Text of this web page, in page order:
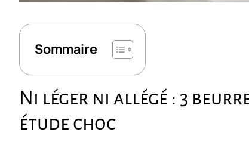
Sommaire
Ni léger ni allégé : 3
étude choc